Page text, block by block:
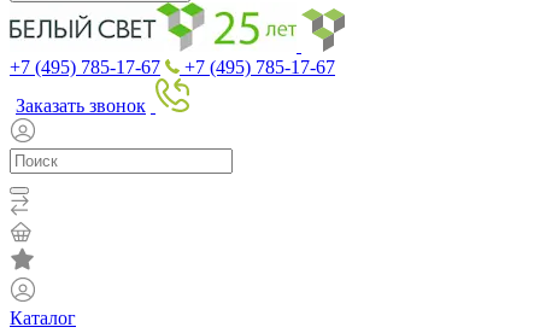
+7 (495) 785-17-67
+7 (495) 785-17-67
Заказать звонок
Каталог